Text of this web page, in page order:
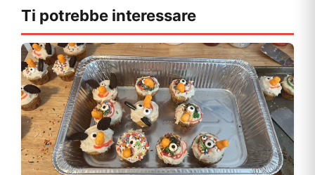
Ti potrebbe interessare